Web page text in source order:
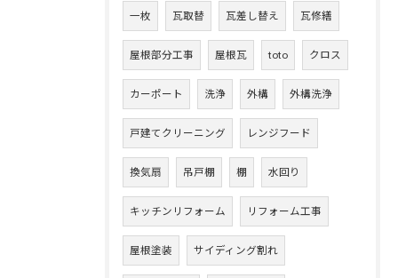
一枚 瓦取替 瓦差し替え 瓦修繕
屋根部分工事 屋根瓦 toto クロス
カーポート 洗浄 外構 外構洗浄
戸建てクリーニング レンジフード
換気扇 吊戸棚 棚 水回り
キッチンリフォーム リフォーム工事
屋根塗装 サイディング割れ